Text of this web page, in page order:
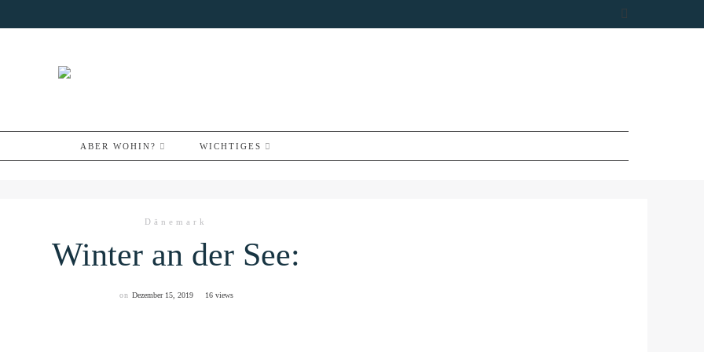
ABER WOHIN? WICHTIGES
Dänemark
Winter an der See:
on Dezember 15, 2019 16 views